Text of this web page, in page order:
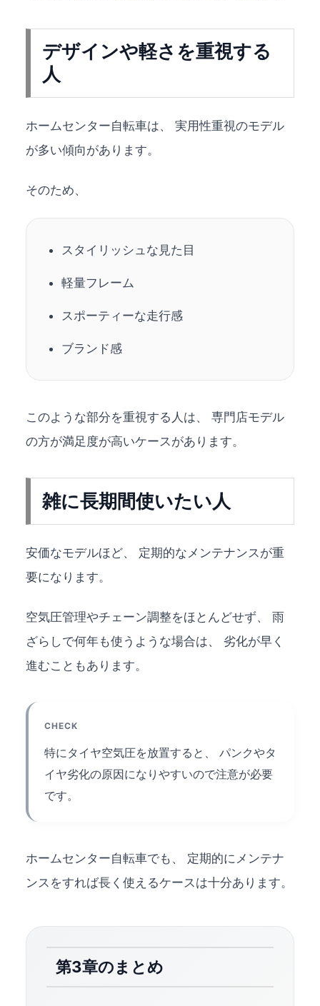
デザインや軽さを重視する
人
ホームセンター自転車は、 実用性重視のモデル
が多い傾向があります。
そのため、
スタイリッシュな見た目
軽量フレーム
スポーティーな走行感
ブランド感
このような部分を重視する人は、 専門店モデル
の方が満足度が高いケースがあります。
雑に長期間使いたい人
安価なモデルほど、 定期的なメンテナンスが重
要になります。
空気圧管理やチェーン調整をほとんどせず、 雨
ざらしで何年も使うような場合は、 劣化が早く
進むこともあります。
CHECK
特にタイヤ空気圧を放置すると、 パンクやタ
イヤ劣化の原因になりやすいので注意が必要
です。
ホームセンター自転車でも、 定期的にメンテナ
ンスをすれば長く使えるケースは十分あります。
第3章のまとめ